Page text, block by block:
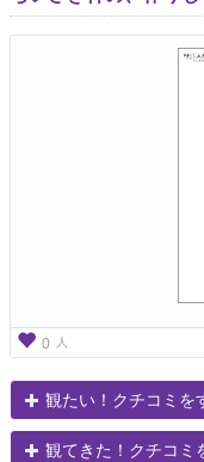
i
0 人
観たい！クチコミを
観てきた！クチコミ